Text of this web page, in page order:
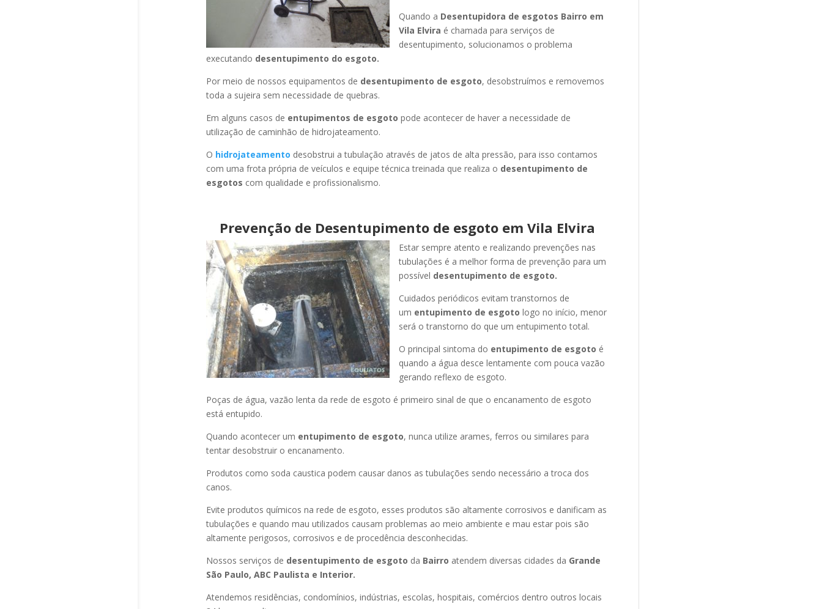
Quando a Desentupidora de esgotos Bairro em
Vila Elvira é chamada para serviços de
desentupimento, solucionamos o problema
executando desentupimento do esgoto.
Por meio de nossos equipamentos de desentupimento de esgoto, desobstruímos e removemos
toda a sujeira sem necessidade de quebras.
Em alguns casos de entupimentos de esgoto pode acontecer de haver a necessidade de
utilização de caminhão de hidrojateamento.
O hidrojateamento desobstrui a tubulação através de jatos de alta pressão, para isso contamos
com uma frota própria de veículos e equipe técnica treinada que realiza o desentupimento de
esgotos com qualidade e profissionalismo.
Prevenção de Desentupimento de esgoto em Vila Elvira
Estar sempre atento e realizando prevenções nas
tubulações é a melhor forma de prevenção para um
possível desentupimento de esgoto.
Cuidados periódicos evitam transtornos de
um entupimento de esgoto logo no início, menor
será o transtorno do que um entupimento total.
O principal sintoma do entupimento de esgoto é
quando a água desce lentamente com pouca vazão
gerando reflexo de esgoto.
Poças de água, vazão lenta da rede de esgoto é primeiro sinal de que o encanamento de esgoto
está entupido.
Quando acontecer um entupimento de esgoto, nunca utilize arames, ferros ou similares para
tentar desobstruir o encanamento.
Produtos como soda caustica podem causar danos as tubulações sendo necessário a troca dos
canos.
Evite produtos químicos na rede de esgoto, esses produtos são altamente corrosivos e danificam as
tubulações e quando mau utilizados causam problemas ao meio ambiente e mau estar pois são
altamente perigosos, corrosivos e de procedência desconhecidas.
Nossos serviços de desentupimento de esgoto da Bairro atendem diversas cidades da Grande
São Paulo, ABC Paulista e Interior.
Atendemos residências, condomínios, indústrias, escolas, hospitais, comércios dentro outros locais